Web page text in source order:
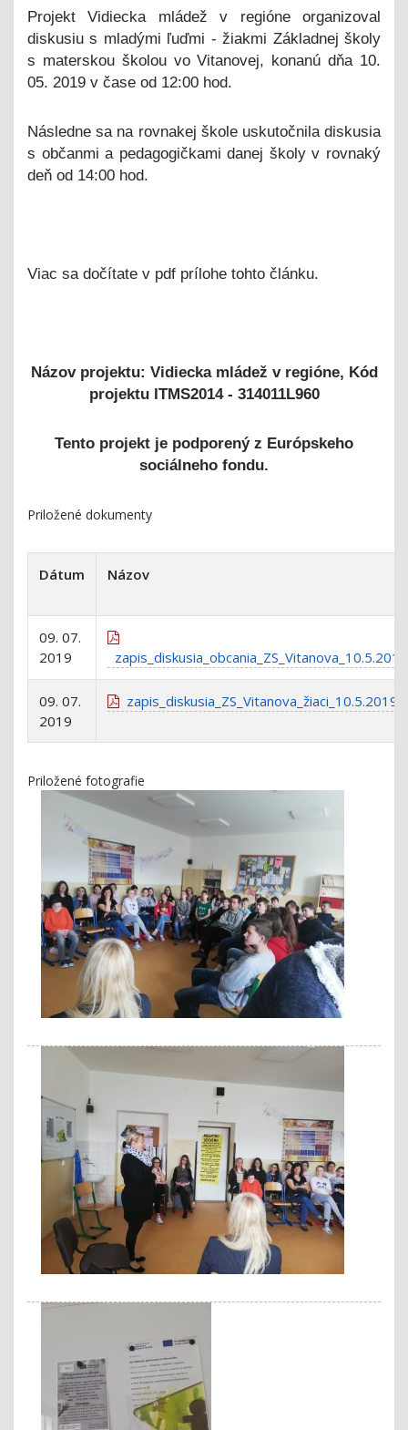
Projekt Vidiecka mládež v regióne organizoval
diskusiu s mladými ľuďmi - žiakmi Základnej školy
s materskou školou vo Vitanovej, konanú dňa 10.
05. 2019 v čase od 12:00 hod.
Následne sa na rovnakej škole uskutočnila diskusia
s občanmi a pedagogičkami danej školy v rovnaký
deň od 14:00 hod.
Viac sa dočítate v pdf prílohe tohto článku.
Názov projektu: Vidiecka mládež v regióne, Kód
projektu ITMS2014 - 314011L960
Tento projekt je podporený z Európskeho
sociálneho fondu.
Priložené dokumenty
Dátum Názov
09. 07.
2019
zapis_diskusia_obcania_ZS_Vitanova_10.5.2019
09. 07.
2019
zapis_diskusia_ZS_Vitanova_žiaci_10.5.2019
Priložené fotografie